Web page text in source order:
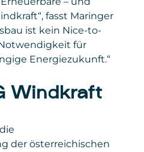
fasst Maringer
ist kein Nice-to-
für
Energiezukunft.“
Windkraft
der österreichischen
war,
Browser, verwendetes
Website, von der
erfolgte.
Limited
privacy
legal/privacy-
an Microsoft übermittelt.
von Microsoft
Funktionalität des
Anmeldungen
und Auswertungen zu
Anmeldung
und sonstigen
und technische